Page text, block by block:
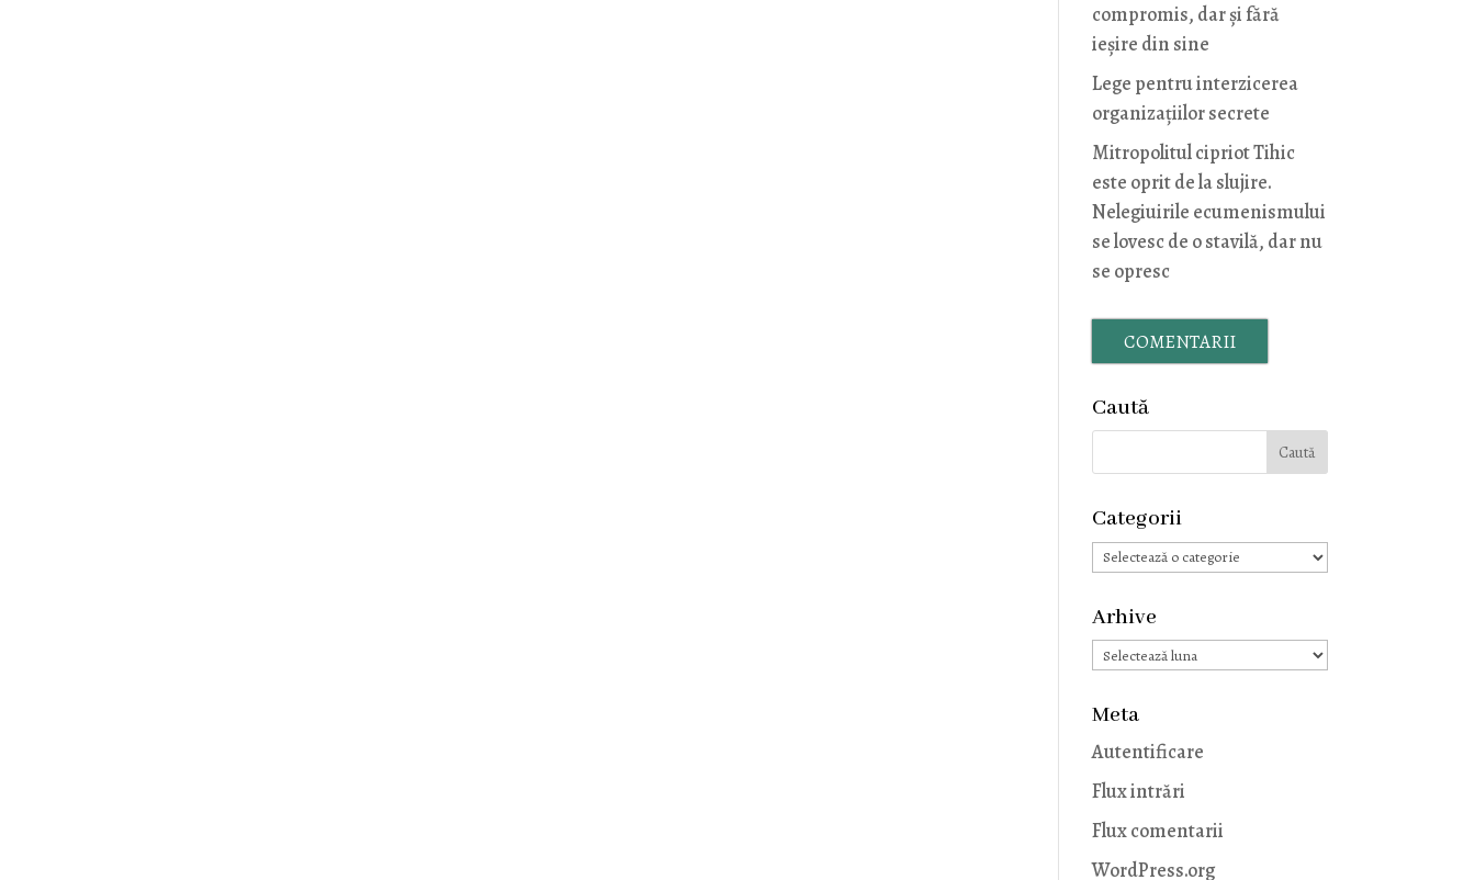
compromis, dar și fără
ieșire din sine
Lege pentru interzicerea
organizaţiilor secrete
Mitropolitul cipriot Tihic
este oprit de la slujire.
Nelegiuirile ecumenismului
se lovesc de o stavilă, dar nu
se opresc
COMENTARII
Caută
Categorii
Categorii
Arhive
Arhive
Meta
Autentificare
Flux intrări
Flux comentarii
WordPress.org